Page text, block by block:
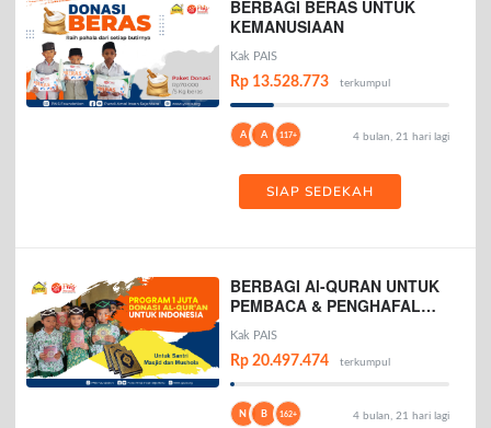
BERBAGI BERAS UNTUK
KEMANUSIAAN
Kak PAIS
Rp 13.528.773 terkumpul
A A 117+ 4 bulan, 21 hari lagi
SIAP SEDEKAH
BERBAGI Al-QURAN UNTUK
PEMBACA & PENGHAFAL
AL-QURAN
Kak PAIS
Rp 20.497.474 terkumpul
N B 162+ 4 bulan, 21 hari lagi